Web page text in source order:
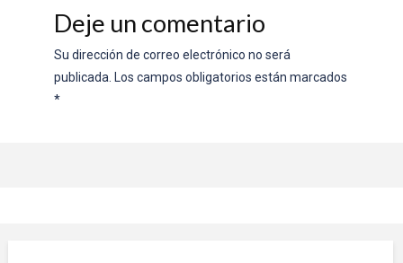
Deje un comentario
Su dirección de correo electrónico no será
publicada. Los campos obligatorios están marcados
*